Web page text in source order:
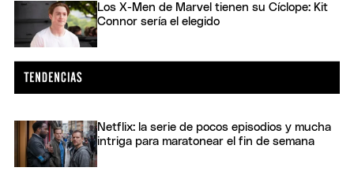
Los X-Men de Marvel tienen su Cíclope: Kit
Connor sería el elegido
Netflix: la serie de pocos episodios y mucha
intriga para maratonear el fin de semana